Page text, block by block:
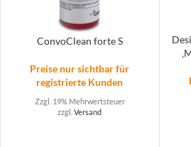
ConvoClean forte S
Preise nur sichtbar für
registrierte Kunden
Zzgl. 19% Mehrwertsteuer
zzgl.Versand